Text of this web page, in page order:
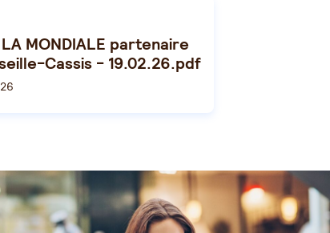
LA MONDIALE partenaire
Cassis - 19.02.26.pdf